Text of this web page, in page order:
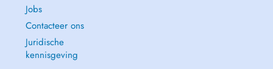
Jobs
Contacteer ons
Juridische
kennisgeving